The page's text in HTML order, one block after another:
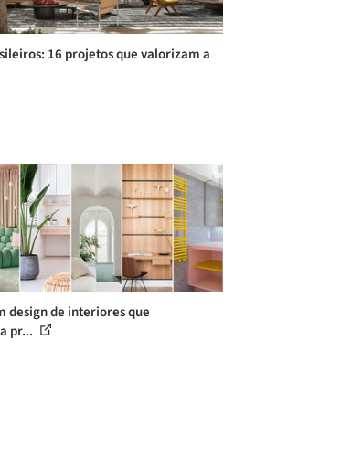
16 projetos que valorizam a
design de interiores que
pr...